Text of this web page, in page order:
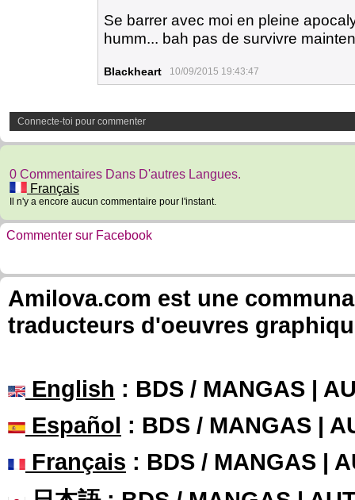
Se barrer avec moi en pleine
humm... bah pas de survivre
Blackheart 10/09/2015 19:43:47
Connecte-toi pour commenter
0 Commentaires Dans D'autres Langues.
Français
Il n'y a encore aucun commentaire pour l'instant.
Commenter sur Facebook
Amilova.com est une
traducteurs d'oeuvres
English : BDS / MANGAS |
Español : BDS / MANGAS |
Français : BDS / MANGAS |